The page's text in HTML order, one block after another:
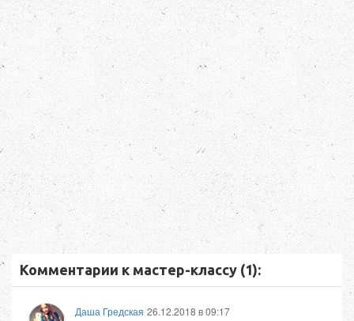
Комментарии к мастер-классу (1):
Даша Гредская 26.12.2018 в 09:17